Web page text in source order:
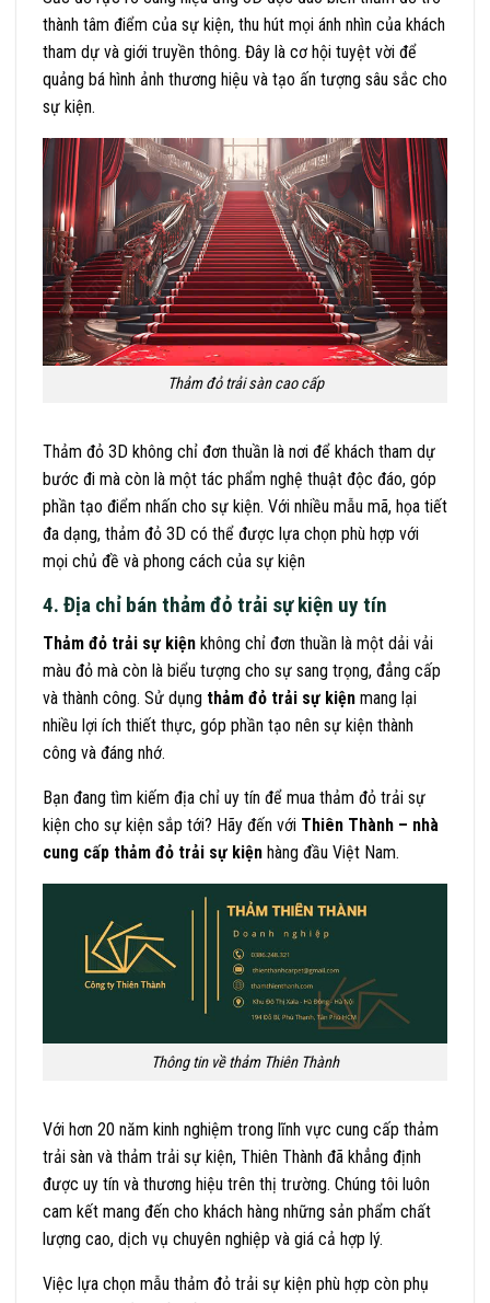
thành tâm điểm của sự kiện, thu hút mọi ánh nhìn của khách
tham dự và giới truyền thông. Đây là cơ hội tuyệt vời để
quảng bá hình ảnh thương hiệu và tạo ấn tượng sâu sắc cho
sự kiện.
Thảm đỏ trải sàn cao cấp
Thảm đỏ 3D không chỉ đơn thuần là nơi để khách tham dự
bước đi mà còn là một tác phẩm nghệ thuật độc đáo, góp
phần tạo điểm nhấn cho sự kiện. Với nhiều mẫu mã, họa tiết
đa dạng, thảm đỏ 3D có thể được lựa chọn phù hợp với
mọi chủ đề và phong cách của sự kiện
4. Địa chỉ bán thảm đỏ trải sự kiện uy tín
Thảm đỏ trải sự kiện không chỉ đơn thuần là một dải vải
màu đỏ mà còn là biểu tượng cho sự sang trọng, đẳng cấp
và thành công. Sử dụng thảm đỏ trải sự kiện mang lại
nhiều lợi ích thiết thực, góp phần tạo nên sự kiện thành
công và đáng nhớ.
Bạn đang tìm kiếm địa chỉ uy tín để mua thảm đỏ trải sự
kiện cho sự kiện sắp tới? Hãy đến với Thiên Thành – nhà
cung cấp thảm đỏ trải sự kiện hàng đầu Việt Nam.
Thông tin về thảm Thiên Thành
Với hơn 20 năm kinh nghiệm trong lĩnh vực cung cấp thảm
trải sàn và thảm trải sự kiện, Thiên Thành đã khẳng định
được uy tín và thương hiệu trên thị trường. Chúng tôi luôn
cam kết mang đến cho khách hàng những sản phẩm chất
lượng cao, dịch vụ chuyên nghiệp và giá cả hợp lý.
Việc lựa chọn mẫu thảm đỏ trải sự kiện phù hợp còn phụ